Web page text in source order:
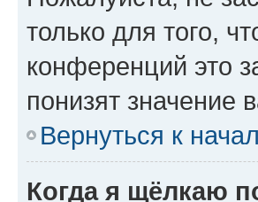
только для того,
конференций это
понизят значение
Вернуться к
Когда я щёлкаю